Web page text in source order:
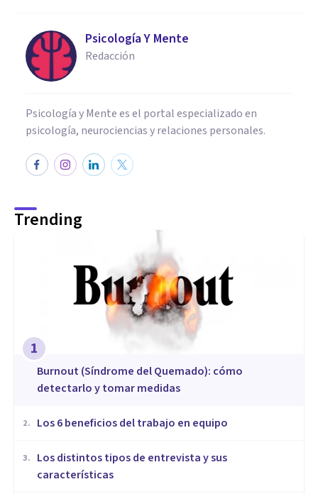
Psicología Y Mente
Redacción
Psicología y Mente es el portal especializado en
psicología, neurociencias y relaciones personales.
Trending
1
Burnout (Síndrome del Quemado): cómo
detectarlo y tomar medidas
2. ​Los 6 beneficios del trabajo en equipo
3.
​Los distintos tipos de entrevista y sus
características